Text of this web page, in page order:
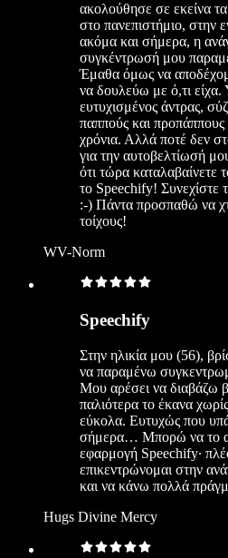
ακολούθησε σε εκείνα
στο πανεπιστήμιο, στην
ακόμα και σήμερα, η
συγκέντρωσή μου
Έμαθα όμως να
να δουλεύω με ό,τι
ευτυχισμένος άντρας,
παππούς και προπάππους
χρόνια. Αλλά ποτέ δεν
για την αυτοβελτίωσή
ότι τώρα καταλαβαίνετε
το Speechify! Συνεχίστε
:-) Πάντα προσπαθώ να
τοίχους!
WV-Norm
Speechify
Στην ηλικία μου (56),
να παραμένω
Μου αρέσει να διαβάζω
παλιότερα το έκανα
εύκολα. Ευτυχώς που
σήμερα… Μπορώ να το
εφαρμογή Speechify·
επικεντρώνομαι στην
και να κάνω πολλά
Hugs Divine Mercy